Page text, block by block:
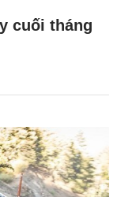
cuối tháng